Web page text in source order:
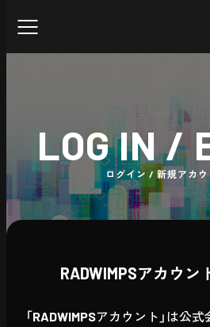
LOG IN /
ログイン / 新規アカ
RADWIMPSアカウン
「RADWIMPSアカウント」は公